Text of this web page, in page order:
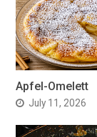
Apfel-Omelett
July 11, 2026